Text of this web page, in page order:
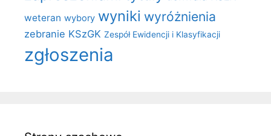
weteran wybory wyniki wyróżnienia
zebranie KSzGK Zespół Ewidencji i Klasyfikacji
zgłoszenia